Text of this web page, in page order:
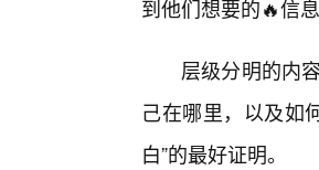
到他们想要的🔥信
层级分明的内
己在哪里，以及如
白”的最好证明。